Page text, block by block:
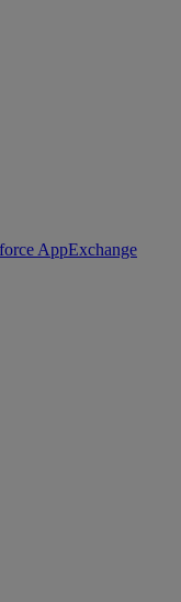
AppExchange